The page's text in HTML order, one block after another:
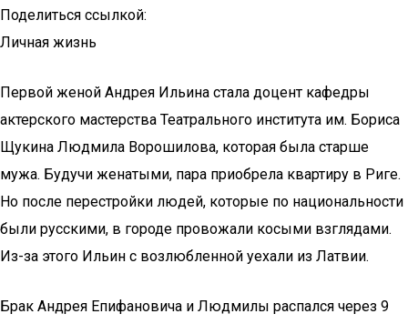
Поделиться ссылкой:
Личная жизнь
Первой женой Андрея Ильина стала доцент кафедры
актерского мастерства Театрального института им. Бориса
Щукина Людмила Ворошилова, которая была старше
мужа. Будучи женатыми, пара приобрела квартиру в Риге.
Но после перестройки людей, которые по национальности
были русскими, в городе провожали косыми взглядами.
Из-за этого Ильин с возлюбленной уехали из Латвии.
Брак Андрея Епифановича и Людмилы распался через 9